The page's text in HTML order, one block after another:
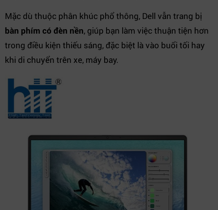
Mặc dù thuộc phân khúc phổ thông, Dell vẫn trang bị
bàn phím có đèn nền, giúp bạn làm việc thuận tiện hơn
trong điều kiện thiếu sáng, đặc biệt là vào buổi tối hay
khi di chuyển trên xe, máy bay.